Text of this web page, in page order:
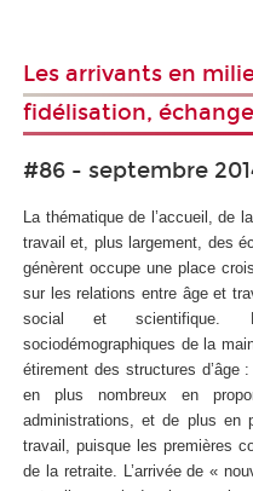
Les arrivants en
fidélisation,
#86 - septembre
La thématique de l’accueil, de
travail et, plus largement, des
génèrent occupe une place
sur les relations entre âge et
social et scientifique.
sociodémographiques de la
étirement des structures
en plus nombreux en
administrations, et de plus en
travail, puisque les premières
de la retraite. L’arrivée de «